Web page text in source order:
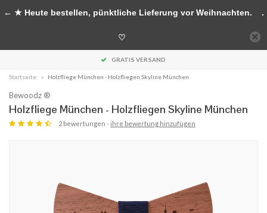
Handgefertigte Accessoires aus Holz
GRATIS VERSAND
Startseite Holzfliege München - Holzfliegen Skyline München
Bewoodz ®
Holzfliege München - Holzfliegen Skyline München
2 bewertungen -ihre bewertung hinzufügen
← ★ Heute bestellen, pünktliche Lieferung vor Weihnachten. .
♡